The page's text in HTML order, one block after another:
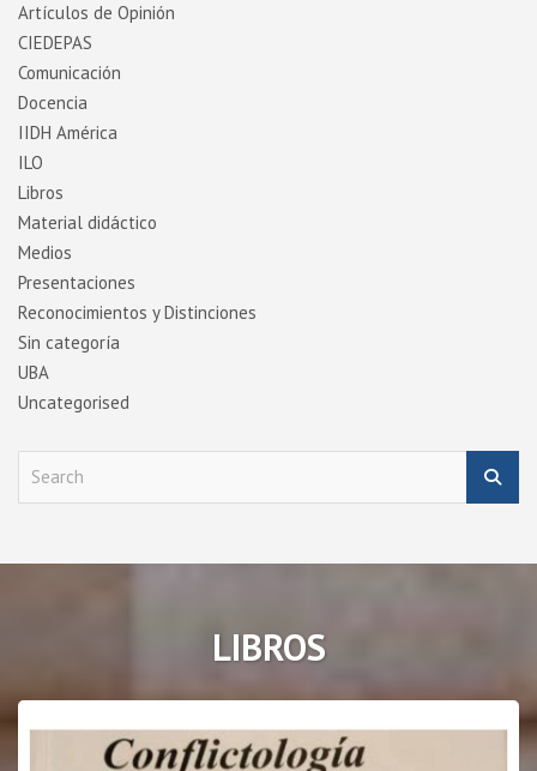
Artí­culos de Opinión
CIEDEPAS
Comunicación
Docencia
IIDH América
ILO
Libros
Material didáctico
Medios
Presentaciones
Reconocimientos y Distinciones
Sin categoría
UBA
Uncategorised
c
LIBROS